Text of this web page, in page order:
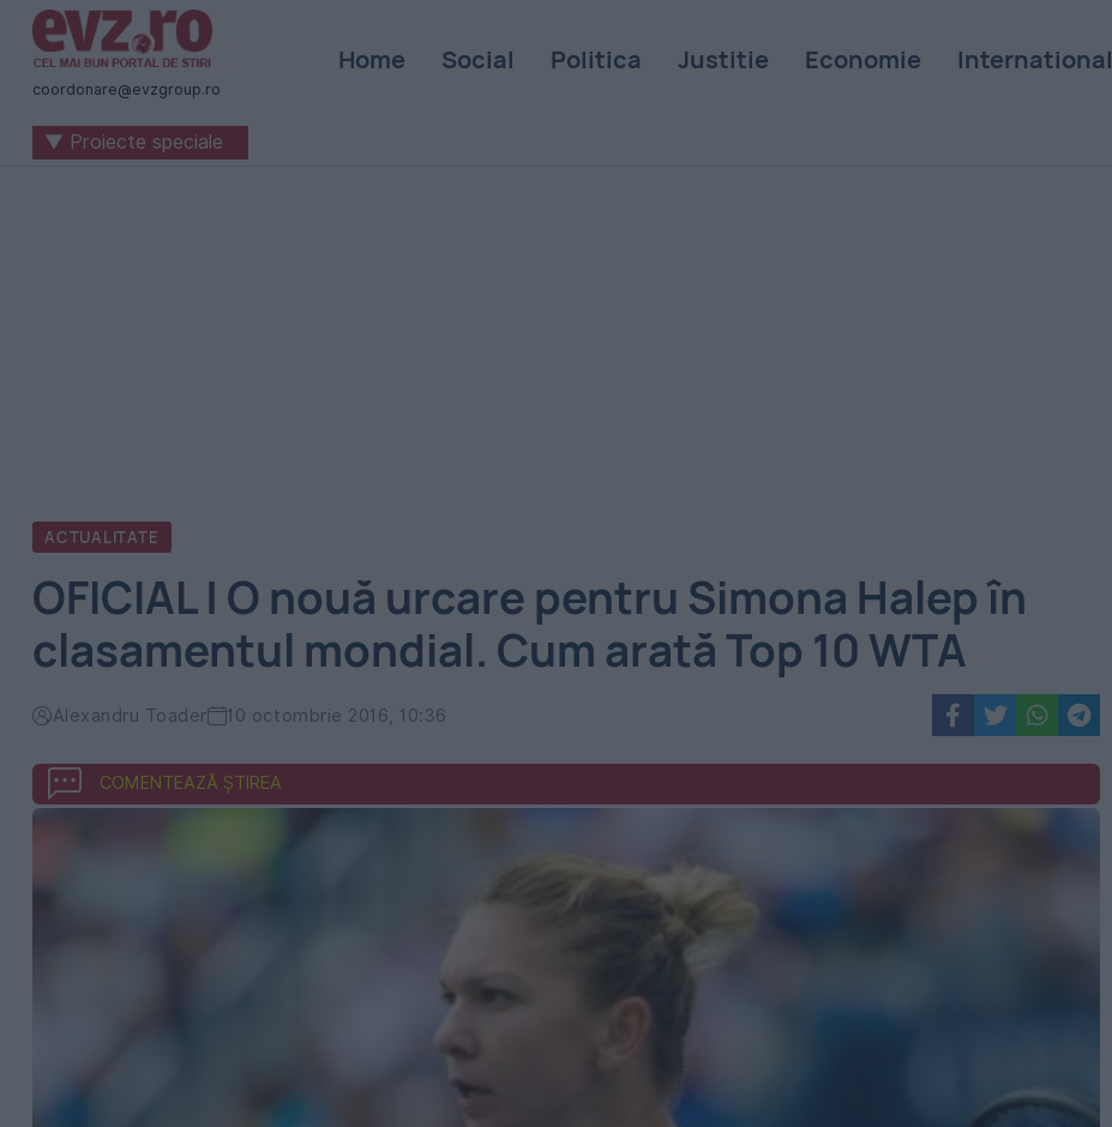
Știri
naționale
internaționale
coordonare@evzgroup.ro
Home Social Politica Justitie Economie International
▼ Proiecte speciale
ACTUALITATE
OFICIAL | O nouă urcare pentru Simona Halep în
clasamentul mondial. Cum arată Top 10 WTA
Alexandru Toader 10 octombrie 2016, 10:36
COMENTEAZĂ ȘTIREA